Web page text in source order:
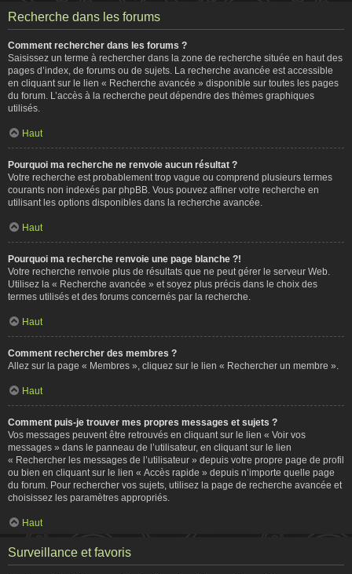
Recherche dans les forums
Comment rechercher dans les forums ?
Saisissez un terme à rechercher dans la zone de recherche située en haut des
pages d’index, de forums ou de sujets. La recherche avancée est accessible
en cliquant sur le lien « Recherche avancée » disponible sur toutes les pages
du forum. L’accès à la recherche peut dépendre des thèmes graphiques
utilisés.
Haut
Pourquoi ma recherche ne renvoie aucun résultat ?
Votre recherche est probablement trop vague ou comprend plusieurs termes
courants non indexés par phpBB. Vous pouvez affiner votre recherche en
utilisant les options disponibles dans la recherche avancée.
Haut
Pourquoi ma recherche renvoie une page blanche ?!
Votre recherche renvoie plus de résultats que ne peut gérer le serveur Web.
Utilisez la « Recherche avancée » et soyez plus précis dans le choix des
termes utilisés et des forums concernés par la recherche.
Haut
Comment rechercher des membres ?
Allez sur la page « Membres », cliquez sur le lien « Rechercher un membre ».
Haut
Comment puis-je trouver mes propres messages et sujets ?
Vos messages peuvent être retrouvés en cliquant sur le lien « Voir vos
messages » dans le panneau de l’utilisateur, en cliquant sur le lien
« Rechercher les messages de l’utilisateur » depuis votre propre page de profil
ou bien en cliquant sur le lien « Accès rapide » depuis n’importe quelle page
du forum. Pour rechercher vos sujets, utilisez la page de recherche avancée et
choisissez les paramètres appropriés.
Haut
Surveillance et favoris